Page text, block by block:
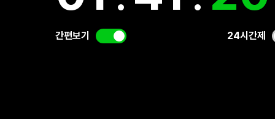
간편보기 24시간제